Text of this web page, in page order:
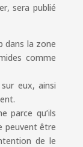
sera publié
dans la zone
comme
eux, ainsi
parce qu’ils
peuvent être
de le